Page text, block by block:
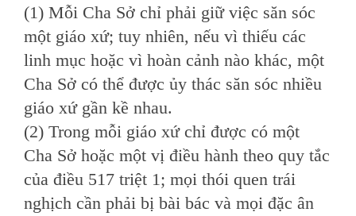
(1) Mỗi Cha Sở chỉ phải giữ việc săn sóc
một giáo xứ; tuy nhiên, nếu vì thiếu các
linh mục hoặc vì hoàn cảnh nào khác, một
Cha Sở có thể được ủy thác săn sóc nhiều
giáo xứ gần kề nhau.
(2) Trong mỗi giáo xứ chỉ được có một
Cha Sở hoặc một vị điều hành theo quy tắc
của điều 517 triệt 1; mọi thói quen trái
nghịch cần phải bị bài bác và mọi đặc ân